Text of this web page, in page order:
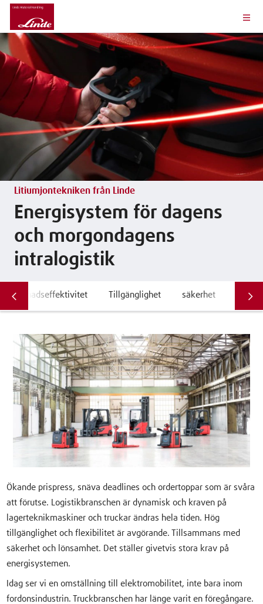
Litiumjontekniken från Linde
Energisystem för dagens
och morgondagens
intralogistik
Kostnadseffektivitet Tillgänglighet säkerhet
Ökande prispress, snäva deadlines och ordertoppar som är svåra
att förutse. Logistikbranschen är dynamisk och kraven på
lagerteknikmaskiner och truckar ändras hela tiden. Hög
tillgänglighet och flexibilitet är avgörande. Tillsammans med
säkerhet och lönsamhet. Det ställer givetvis stora krav på
energisystemen.
Idag ser vi en omställning till elektromobilitet, inte bara inom
fordonsindustrin. Truckbranschen har länge varit en föregångare.